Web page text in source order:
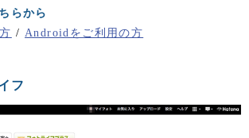
らから
/Androidをご利用の方
フ